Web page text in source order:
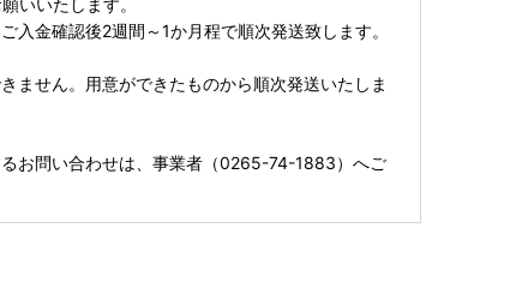
入金確認後2週間～1か月程で順次発送致します。
ません。用意ができたものから順次発送いたしま
お問い合わせは、事業者（0265-74-1883）へご